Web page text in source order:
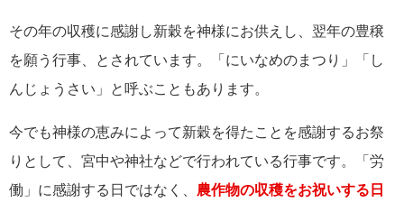
その年の収穫に感謝し新穀を神様にお供えし、翌年の豊穣
を願う行事、とされています。「にいなめのまつり」「し
んじょうさい」と呼ぶこともあります。
今でも神様の恵みによって新穀を得たことを感謝するお祭
りとして、宮中や神社などで行われている行事です。「労
働」に感謝する日ではなく、 農作物の収穫をお祝いする日